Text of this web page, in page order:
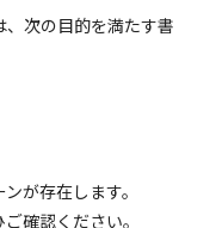
次の目的を満たす書
が存在します。
確認ください。